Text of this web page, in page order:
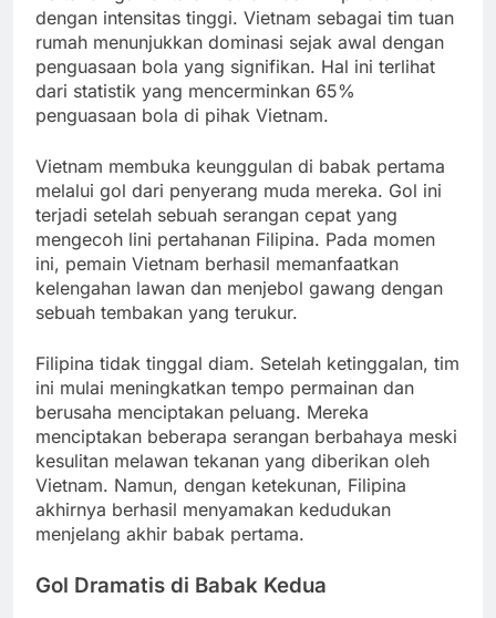
dengan intensitas tinggi. Vietnam sebagai tim tuan
rumah menunjukkan dominasi sejak awal dengan
penguasaan bola yang signifikan. Hal ini terlihat
dari statistik yang mencerminkan 65%
penguasaan bola di pihak Vietnam.
Vietnam membuka keunggulan di babak pertama
melalui gol dari penyerang muda mereka. Gol ini
terjadi setelah sebuah serangan cepat yang
mengecoh lini pertahanan Filipina. Pada momen
ini, pemain Vietnam berhasil memanfaatkan
kelengahan lawan dan menjebol gawang dengan
sebuah tembakan yang terukur.
Filipina tidak tinggal diam. Setelah ketinggalan, tim
ini mulai meningkatkan tempo permainan dan
berusaha menciptakan peluang. Mereka
menciptakan beberapa serangan berbahaya meski
kesulitan melawan tekanan yang diberikan oleh
Vietnam. Namun, dengan ketekunan, Filipina
akhirnya berhasil menyamakan kedudukan
menjelang akhir babak pertama.
Gol Dramatis di Babak Kedua